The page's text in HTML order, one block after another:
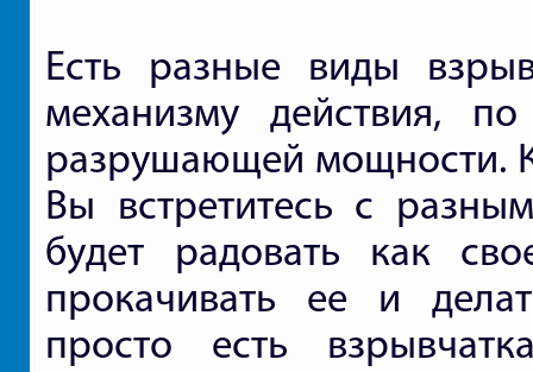
Есть разные виды
механизму действия,
разрушающей мощности.
Вы встретитесь с
будет радовать как
прокачивать ее и
просто есть